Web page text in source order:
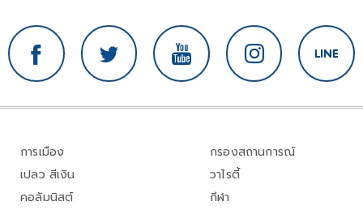
การเมือง
เปลว สีเงิน
คอลัมนิสต์
กรองสถานการณ์
วาไรตี้
กีฬา